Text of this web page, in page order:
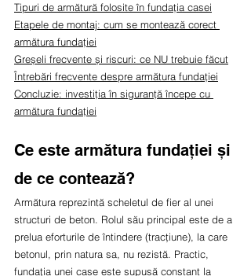
Tipuri de armătură folosite în fundația casei
Etapele de montaj: cum se montează corect
armătura fundației
Greșeli frecvente și riscuri: ce NU trebuie făcut
Întrebări frecvente despre armătura fundației
Concluzie: investiția în siguranță începe cu
armătura fundației
Ce este armătura fundației și
de ce contează?
Armătura reprezintă scheletul de fier al unei
structuri de beton. Rolul său principal este de a
prelua eforturile de întindere (tracțiune), la care
betonul, prin natura sa, nu rezistă. Practic,
fundația unei case este supusă constant la